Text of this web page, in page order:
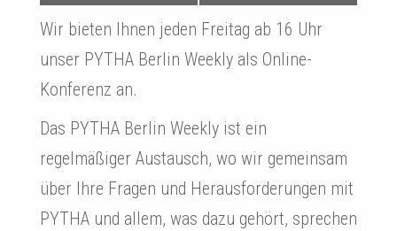
r
a
n
s
t
a
Wir bieten Ihnen jeden Freitag ab 16 Uhr
unser PYTHA Berlin Weekly als Online-
Konferenz an.
Das PYTHA Berlin Weekly ist ein
regelmäßiger Austausch, wo wir gemeinsam
über Ihre Fragen und Herausforderungen mit
PYTHA und allem, was dazu gehört, sprechen